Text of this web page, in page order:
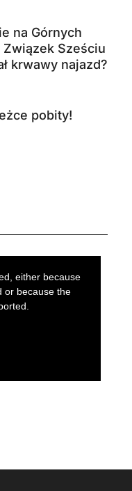
na Górnych
Sześciu
krwawy najazd?
pobity!